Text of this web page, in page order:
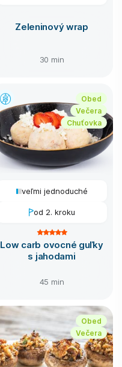
Zeleninový wrap
30 min
Obed
Večera
Chuťovka
veľmi jednoduché
od 2. kroku
Low carb ovocné guľky
s jahodami
45 min
Obed
Večera